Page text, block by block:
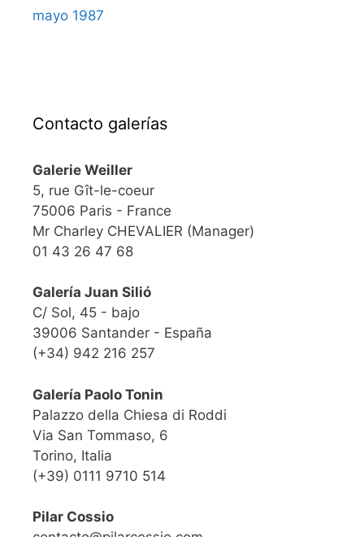
mayo 1987
Contacto galerías
Galerie Weiller
5, rue Gît-le-coeur
75006 Paris - France
Mr Charley CHEVALIER (Manager)
01 43 26 47 68
Galería Juan Silió
C/ Sol, 45 - bajo
39006 Santander - España
(+34) 942 216 257
Galería Paolo Tonin
Palazzo della Chiesa di Roddi
Via San Tommaso, 6
Torino, Italia
(+39) 0111 9710 514
Pilar Cossio